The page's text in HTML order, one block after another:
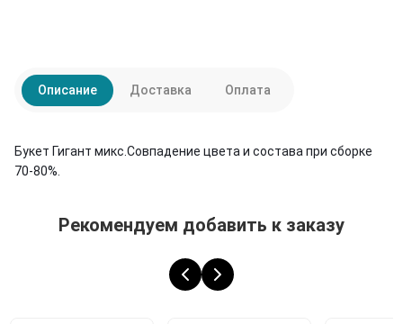
Описание
Букет Гигант микс.Совпадение цвета и состава при сборке
70-80%.
Доставка Оплата
Рекомендуем добавить к заказу